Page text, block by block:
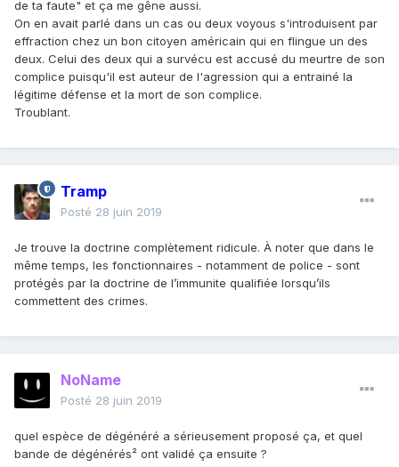
de ta faute" et ça me gêne aussi.
On en avait parlé dans un cas ou deux voyous s'introduisent par
effraction chez un bon citoyen américain qui en flingue un des
deux. Celui des deux qui a survécu est accusé du meurtre de son
complice puisqu'il est auteur de l'agression qui a entrainé la
légitime défense et la mort de son complice.
Troublant.
Tramp
Posté 28 juin 2019
Je trouve la doctrine complètement ridicule. À noter que dans le
même temps, les fonctionnaires - notamment de police - sont
protégés par la doctrine de l’immunite qualifiée lorsqu’ils
commettent des crimes.
NoName
Posté 28 juin 2019
quel espèce de dégénéré a sérieusement proposé ça, et quel
bande de dégénérés² ont validé ça ensuite ?